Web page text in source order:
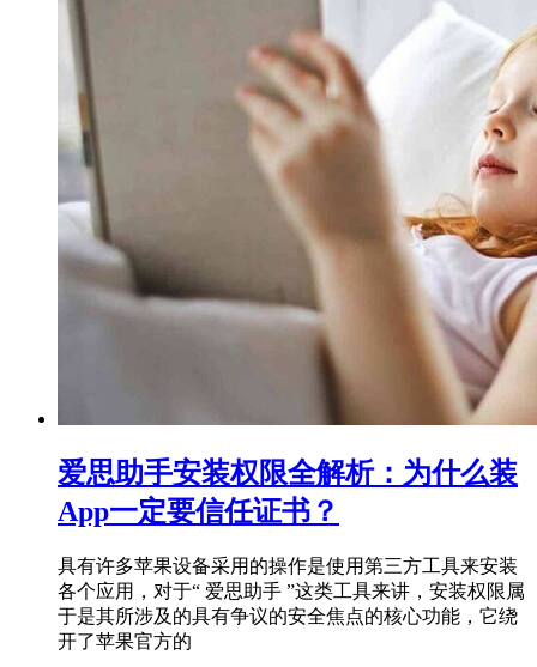
爱思助手安装权限全解析：为什么装
App一定要信任证书？
具有许多苹果设备采用的操作是使用第三方工具来安装
各个应用，对于“ 爱思助手 ”这类工具来讲，安装权限属
于是其所涉及的具有争议的安全焦点的核心功能，它绕
开了苹果官方的